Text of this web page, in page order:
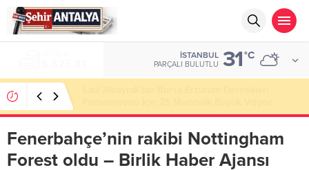
İSTANBUL
PARÇALI BULUTLU 31°C
Fenerbahçe’nin rakibi Nottingham
Forest oldu – Birlik Haber Ajansı